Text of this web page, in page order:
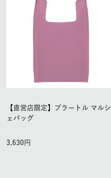
【直営店限定】プラートル マルシ
ェバッグ
3,630